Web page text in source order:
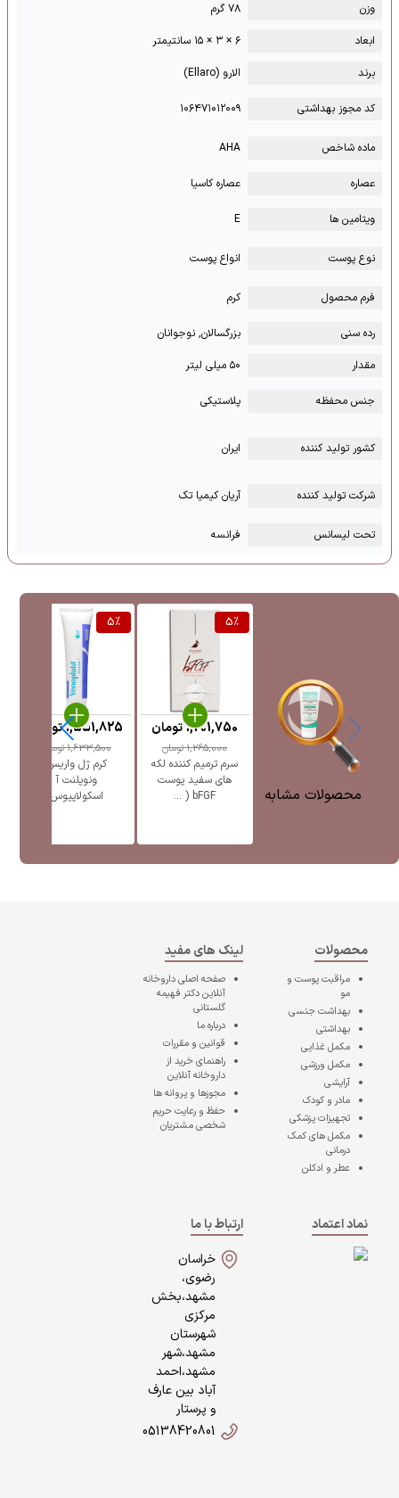
وزن
۷۸ گرم
ابعاد
۶ × ۳ × ۱۵ سانتیمتر
برند
الارو (Ellaro)
کد مجوز بهداشتی ۱۰۶۴۷۱۰۱۲۰۰۹
ماده شاخص AHA
عصاره عصاره کاسیا
ویتامین ها E
نوع پوست انواع پوست
فرم محصول کرم
رده سنی
بزرگسالان, نوجوانان
مقدار
۵۰ میلی لیتر
جنس محفظه پلاستیکی
کشور تولید کننده ایران
شرکت تولید کننده آریان کیمیا تک
تحت لیسانس فرانسه
محصولات مشابه
5%
سرم ترمیم کننده لکه
های سفید پوست
bFGF ( ...
1,265,000تومان
1,201,750تومان
5%
کرم ژل واریس
ونوپلنت آ
اسکولاپیوس
1,633,500تومان
1,551,825تومان
محصولات
مراقبت پوست و
مو
بهداشت جنسی
بهداشتی
مکمل غذایی
مکمل ورزشی
آرایشی
مادر و کودک
تجهیزات پزشکی
مکمل های کمک
درمانی
عطر و ادکلن
لینک های مفید
صفحه اصلیداروخانه
آنلاین دکتر فهیمه
گلستانی
درباره ما
قوانین و مقررات
راهنمای خرید از
داروخانه آنلاین
مجوزها و پروانه ها
حفظ و رعایت حریم
شخصی مشتریان
نماد اعتماد
ارتباط با ما
خراسان
رضوی،
مشهد،بخش
مرکزی
شهرستان
مشهد،شهر
مشهد،احمد
آباد بین عارف
و پرستار
05138420801